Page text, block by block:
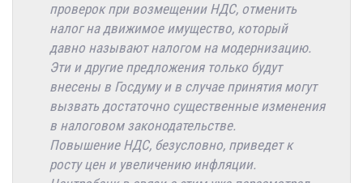
проверок при возмещении НДС, отменить
налог на движимое имущество, который
давно называют налогом на модернизацию.
Эти и другие предложения только будут
внесены в Госдуму и в случае принятия могут
вызвать достаточно существенные изменения
в налоговом законодательстве.
Повышение НДС, безусловно, приведет к
росту цен и увеличению инфляции.